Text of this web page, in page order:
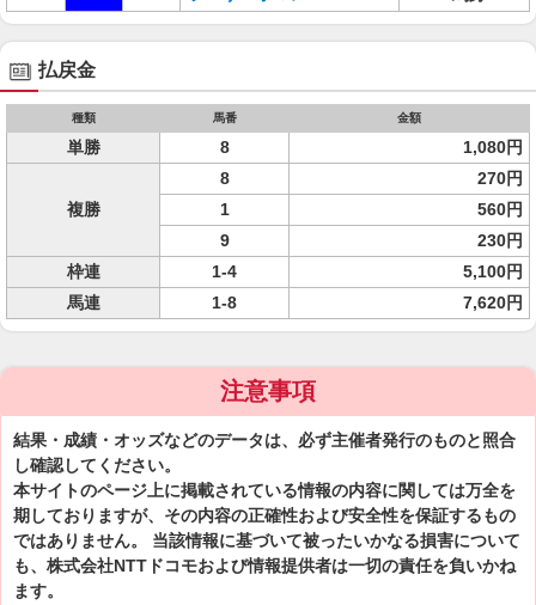
払戻金
種類 馬番 金額
単勝 8 1,080円
複勝
8
270円
1
560円
9
230円
枠連
1-4
5,100円
馬連
1-8 7,620円
注意事項
結果・成績・オッズなどのデータは、必ず主催者発行のものと照合
し確認してください。
本サイトのページ上に掲載されている情報の内容に関しては万全を
期しておりますが、その内容の正確性および安全性を保証するもの
ではありません。 当該情報に基づいて被ったいかなる損害について
も、株式会社NTTドコモおよび情報提供者は一切の責任を負いかね
ます。